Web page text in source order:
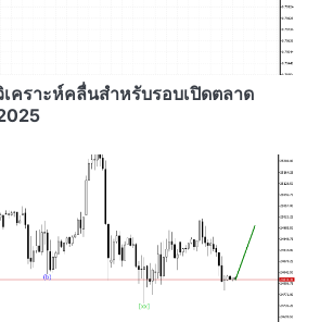
เคราะห์คลื่นสำหรับรอบเปิดตลาด